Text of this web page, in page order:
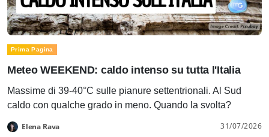
Prima Pagina
Meteo WEEKEND: caldo intenso su tutta l'Italia
Massime di 39-40°C sulle pianure settentrionali. Al Sud
caldo con qualche grado in meno. Quando la svolta?
Elena Rava 31/07/2026